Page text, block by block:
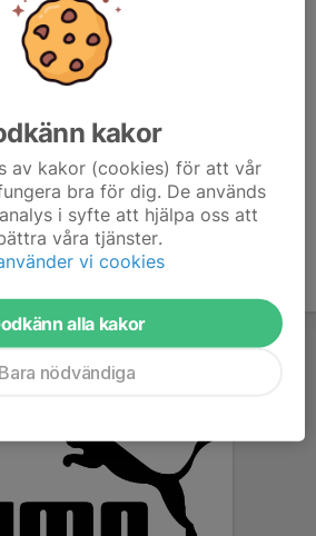
information kring hur
kommer inom kort)
kakor
av kakor (cookies) för att vår
bra för dig. De används
i syfte att hjälpa oss att
våra tjänster.
vi cookies
alla kakor
Bara nödvändiga